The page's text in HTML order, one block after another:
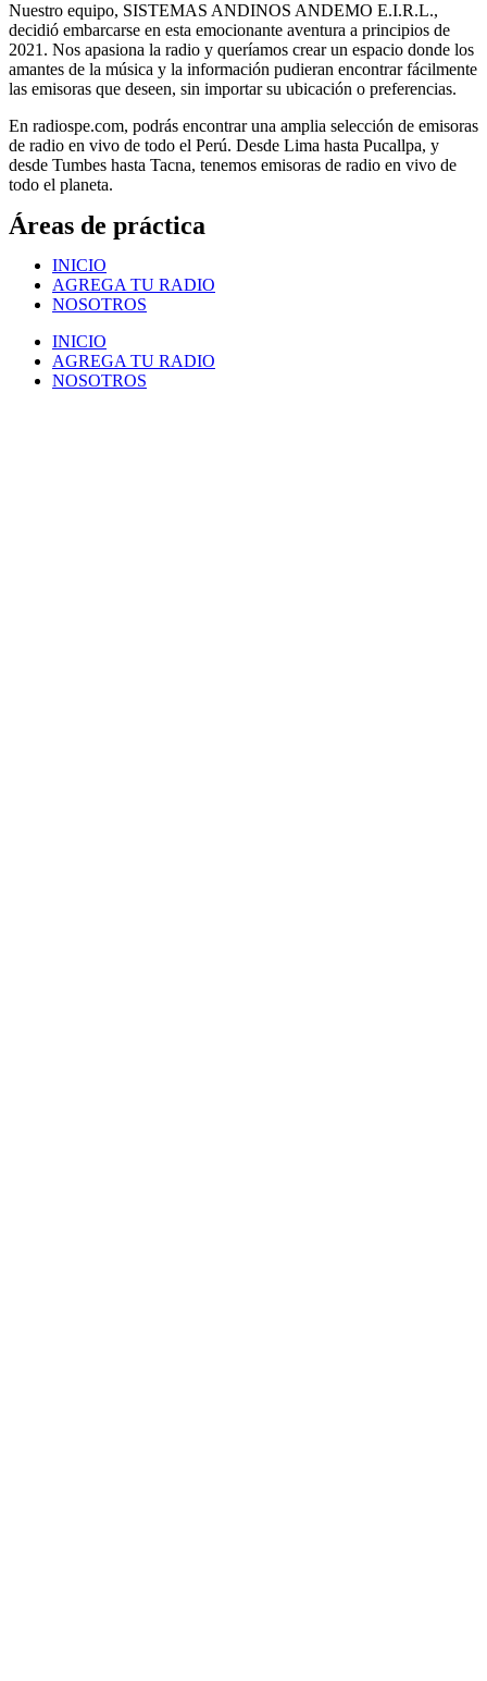
Nuestro equipo, SISTEMAS ANDINOS ANDEMO E.I.R.L.,
decidió embarcarse en esta emocionante aventura a principios de
2021. Nos apasiona la radio y queríamos crear un espacio donde los
amantes de la música y la información pudieran encontrar fácilmente
las emisoras que deseen, sin importar su ubicación o preferencias.
En radiospe.com, podrás encontrar una amplia selección de emisoras
de radio en vivo de todo el Perú. Desde Lima hasta Pucallpa, y
desde Tumbes hasta Tacna, tenemos emisoras de radio en vivo de
todo el planeta.
Áreas de práctica
INICIO
AGREGA TU RADIO
NOSOTROS
INICIO
AGREGA TU RADIO
NOSOTROS